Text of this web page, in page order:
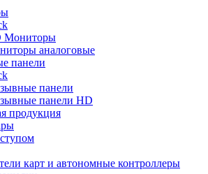
Мониторы
аналоговые
панели
панели
панели HD
продукция
карт и автономные контроллеры